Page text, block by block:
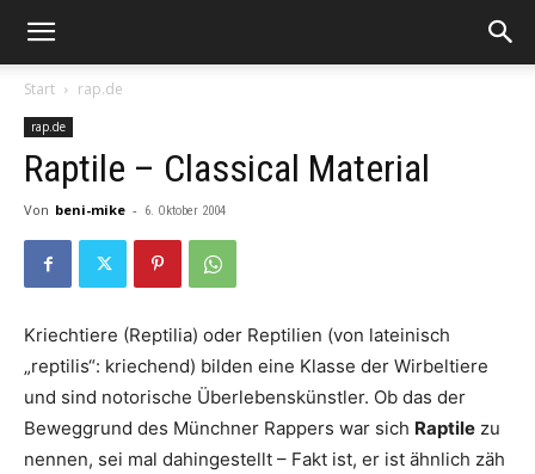
Start rap.de
rap.de
Raptile – Classical Material
Von beni-mike - 6. Oktober 2004
Kriechtiere (Reptilia) oder Reptilien (von lateinisch
„reptilis“: kriechend) bilden eine Klasse der Wirbeltiere
und sind notorische Überlebenskünstler. Ob das der
Beweggrund des Münchner Rappers war sich Raptile zu
nennen, sei mal dahingestellt – Fakt ist, er ist ähnlich zäh